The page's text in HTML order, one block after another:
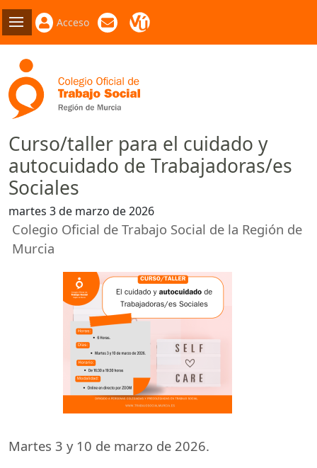
Acceso
Curso/taller para el cuidado y
autocuidado de Trabajadoras/es
Sociales
martes 3 de marzo de 2026
Colegio Oficial de Trabajo Social de la Región de
Murcia
Martes 3 y 10 de marzo de 2026.